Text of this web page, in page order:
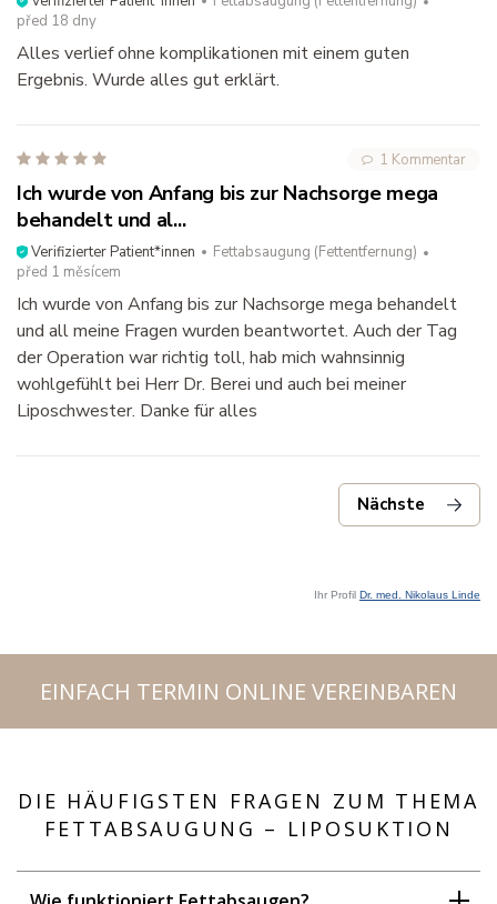
Ihr Profil Dr. med. Nikolaus Linde
EINFACH TERMIN ONLINE VEREINBAREN
DIE HÄUFIGSTEN FRAGEN ZUM THEMA
FETTABSAUGUNG – LIPOSUKTION